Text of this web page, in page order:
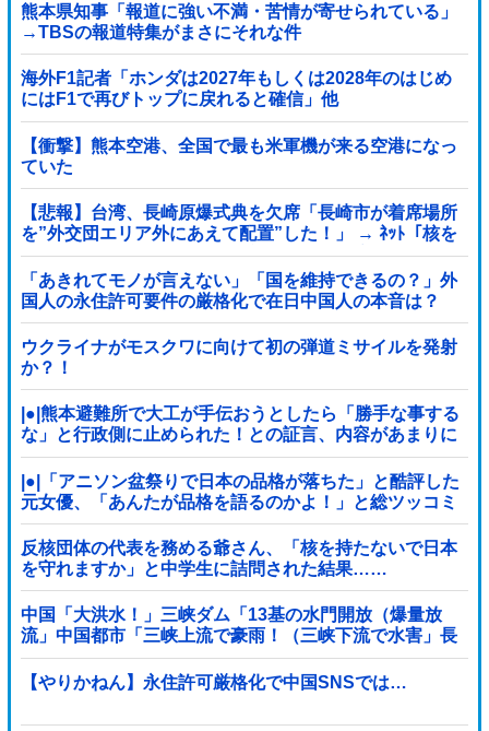
熊本県知事「報道に強い不満・苦情が寄せられている」
→TBSの報道特集がまさにそれな件
海外F1記者「ホンダは2027年もしくは2028年のはじめ
にはF1で再びトップに戻れると確信」他
【衝撃】熊本空港、全国で最も米軍機が来る空港になっ
ていた
【悲報】台湾、長崎原爆式典を欠席「長崎市が着席場所
を”外交団エリア外にあえて配置”した！」 → ﾈｯﾄ「核を
持つ中国に屈指した！」「失礼すぎ」「台湾は筋通し
た！」ｗｗｗｗｗ
「あきれてモノが言えない」「国を維持できるの？」外
国人の永住許可要件の厳格化で在日中国人の本音は？
ウクライナがモスクワに向けて初の弾道ミサイルを発射
か？！
|●|熊本避難所で大工が手伝おうとしたら「勝手な事する
な」と行政側に止められた！との証言、内容があまりに
胡散臭すぎた結果……
|●|「アニソン盆祭りで日本の品格が落ちた」と酷評した
元女優、「あんたが品格を語るのかよ！」と総ツッコミ
を食らってしまい……
反核団体の代表を務める爺さん、「核を持たないで日本
を守れますか」と中学生に詰問された結果……
中国「大洪水！」三峡ダム「13基の水門開放（爆量放
流」中国都市「三峡上流で豪雨！（三峡下流で水害」長
江と黄河「同時氾濫危機」台風13号「中国本土...
【やりかねん】永住許可厳格化で中国SNSでは…